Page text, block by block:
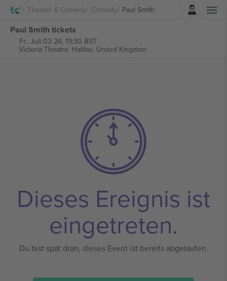
Theater & Comedy Comedy Paul Smith
Einloggen
Paul Smith tickets
Fr., Juli 03 26, 19:30 BST
Victoria Theatre, Halifax, United Kingdom
Dieses Ereignis ist
eingetreten.
Du bist spät dran, dieses Event ist bereits abgelaufen.